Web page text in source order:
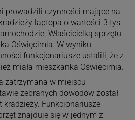
prowadzili czynności mające na
laptopa o wartości 3 tys.
Właścicielką sprzętu
Oświęcimia. W wyniku
funkcjonariusze ustalili, że z
miała mieszkanka Oświęcimia.
zatrzymana w miejscu
zebranych dowodów został
Funkcjonariusze
znajduje się w jednym z